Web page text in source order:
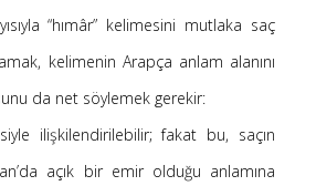
“hımâr” kelimesini mutlaka saç
kelimenin Arapça anlam alanını
da net söylemek gerekir:
ilişkilendirilebilir; fakat bu, saçın
açık bir emir olduğu anlamına